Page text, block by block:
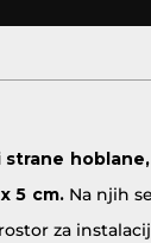
5 cm.Na njih
za